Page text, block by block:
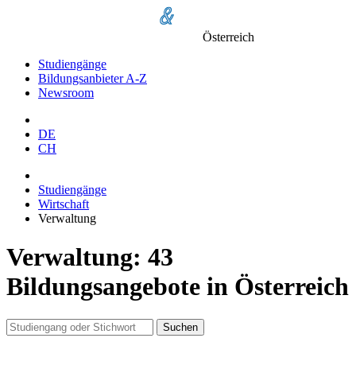
Österreich
Studiengänge
Bildungsanbieter A-Z
Newsroom
DE
CH
Studiengänge
Wirtschaft
Verwaltung
Verwaltung: 43
Bildungsangebote in Österreich
Suchen